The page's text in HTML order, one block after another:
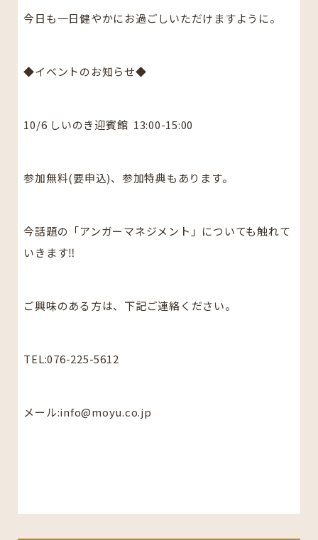
今日も一日健やかにお過ごしいただけますように。
◆イベントのお知らせ◆
10/6 しいのき迎賓館 13:00-15:00
参加無料(要申込)、参加特典もあります。
今話題の「アンガーマネジメント」についても触れて
いきます‼︎
ご興味のある方は、下記ご連絡ください。
TEL:076-225-5612
メール:info@moyu.co.jp